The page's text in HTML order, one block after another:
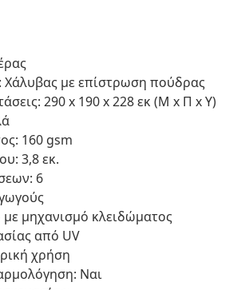
Χάλυβας με επίστρωση πούδρας
290 x 190 x 228 εκ (Μ x Π x Υ)
160 gsm
3,8 εκ.
6
μηχανισμό κλειδώματος
από UV
χρήση
Ναι